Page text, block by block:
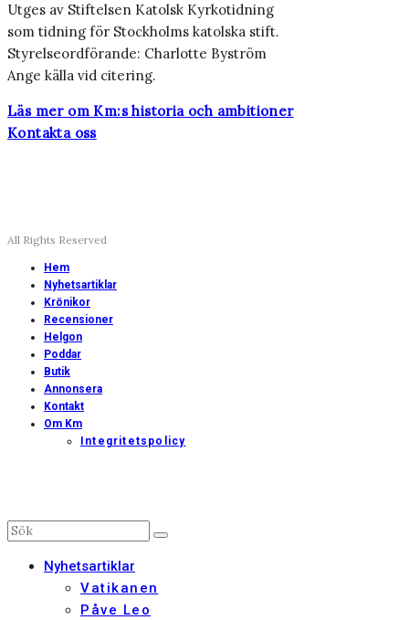
Utges av Stiftelsen Katolsk Kyrkotidning
som tidning för Stockholms katolska stift.
Styrelseordförande: Charlotte Byström
Ange källa vid citering.
Läs mer om Km:s historia och ambitioner
Kontakta oss
All Rights Reserved
Hem
Nyhetsartiklar
Krönikor
Recensioner
Helgon
Poddar
Butik
Annonsera
Kontakt
Om Km
Integritetspolicy
Nyhetsartiklar
Vatikanen
Påve Leo